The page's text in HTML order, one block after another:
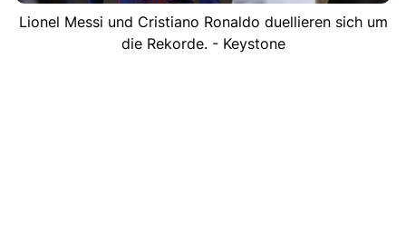
Lionel Messi und Cristiano Ronaldo duellieren sich um
die Rekorde. - Keystone